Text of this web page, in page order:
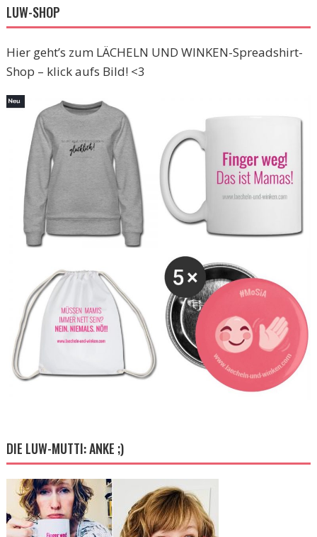
LUW-SHOP
Hier geht’s zum LÄCHELN UND WINKEN-Spreadshirt-
Shop – klick aufs Bild! <3
DIE LUW-MUTTI: ANKE ;)